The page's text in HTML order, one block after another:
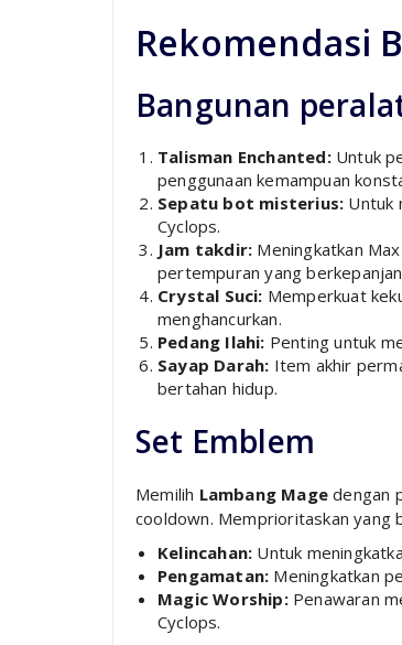
Rekomendasi
Bangunan
Talisman Enchanted:Untuk
penggunaan kemampuan
Sepatu bot misterius: Untuk
Cyclops.
Jam takdir: Meningkatkan
pertempuran yang
Crystal Suci: Memperkuat
menghancurkan.
Pedang Ilahi: Penting untuk
Sayap Darah: Item akhir
bertahan hidup.
Set Emblem
Memilih Lambang Mage dengan
cooldown. Memprioritaskan yang
Kelincahan: Untuk
Pengamatan: Meningkatkan
Magic Worship:Penawaran
Cyclops.